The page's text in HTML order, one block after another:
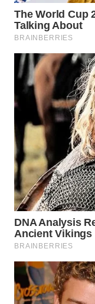
WAHANA
LISTRIK
WAHANA
TRAVEL
WAHANA
TV
WAHANANEWS
ID
WAHANANEWS
CO ID
WAHANANEWS
WAHANA
SPORT